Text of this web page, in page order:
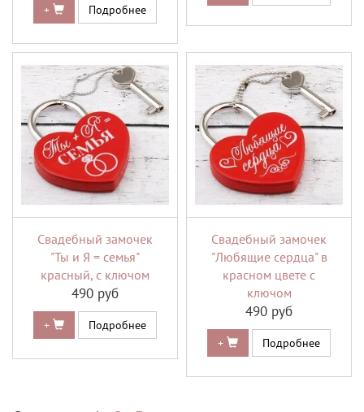
+ Подробнее
Свадебный замочек
"Ты и Я = семья"
красный, с ключом
490 руб
+ Подробнее
Свадебный замочек
"Любящие сердца" в
красном цвете с
ключом
490 руб
+ Подробнее